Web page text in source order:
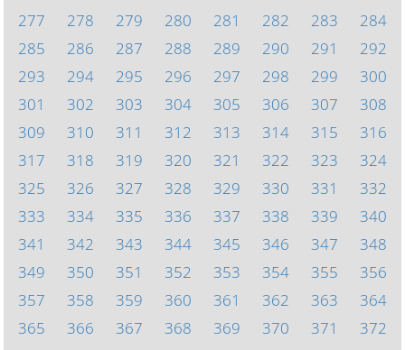
277
278 279 280 281 282 283
284
285
286 287 288 289 290 291
292
293
294 295 296 297 298 299
300
301
302 303 304 305 306 307
308
309
310 311 312 313 314 315
316
317
318 319 320 321 322 323
324
325
326 327 328 329 330 331
332
333
334 335 336 337 338 339
340
341
342 343 344 345 346 347
348
349
350 351 352 353 354 355
356
357
358 359 360 361 362 363
364
365
366 367 368 369 370 371
372